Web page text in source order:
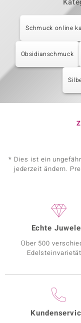
Schmuck online
Obsidianschmuck
* Dies ist ein
jederzeit ändern.
Echte
Über 500